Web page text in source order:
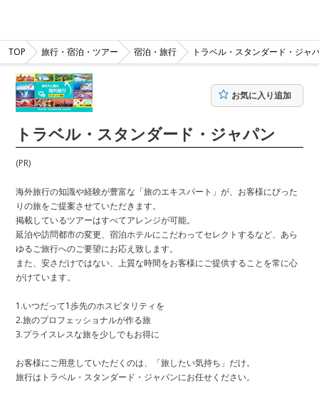
TOP 旅行・宿泊・ツアー 宿泊・旅行 トラベル・スタンダード・ジャ
お気に入り追加
トラベル・スタンダード・ジャパン
(PR)
海外旅行の知識や経験が豊富な「旅のエキスパート」が、お客様にぴった
りの旅をご提案させていただきます。
掲載しているツアーはすべてアレンジが可能。
延泊や訪問都市の変更、宿泊ホテルにこだわってセレクトするなど、あら
ゆるご旅行へのご要望にお応え致します。
また、安さだけではない、上質な時間をお客様にご提供することを常に心
がけています。
1.いつだって1歩先のホスピタリティを
2.旅のプロフェッショナルが作る旅
3.プライスレスな旅を少しでもお得に
お客様にご用意していただくのは、「旅したい気持ち」だけ。
旅行はトラベル・スタンダード・ジャパンにお任せください。